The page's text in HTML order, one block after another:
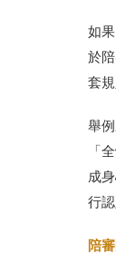
如
於
套
舉
「
成
行
陪